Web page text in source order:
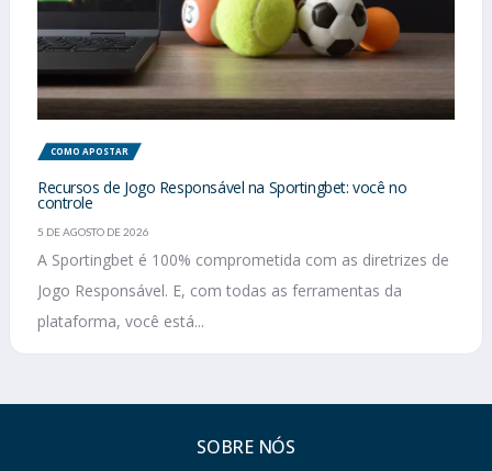
COMO APOSTAR
Recursos de Jogo Responsável na Sportingbet: você no
controle
5 DE AGOSTO DE 2026
A Sportingbet é 100% comprometida com as diretrizes de
Jogo Responsável. E, com todas as ferramentas da
plataforma, você está...
SOBRE NÓS